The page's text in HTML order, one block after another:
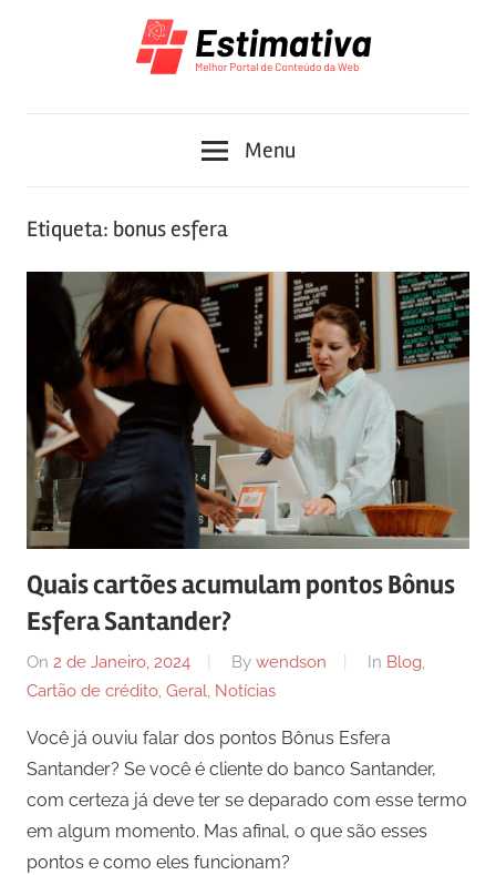
Web
2
Menu
Etiqueta: bonus esfera
Quais cartões acumulam pontos Bônus
Esfera Santander?
On 2 de Janeiro, 2024 By wendson In Blog,
Cartão de crédito, Geral, Notícias
Você já ouviu falar dos pontos Bônus Esfera
Santander? Se você é cliente do banco Santander,
com certeza já deve ter se deparado com esse termo
em algum momento. Mas afinal, o que são esses
pontos e como eles funcionam?